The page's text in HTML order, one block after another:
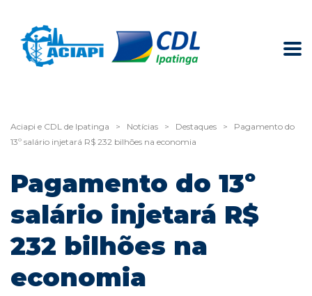
Aciapi e CDL de Ipatinga > Notícias > Destaques >
Pagamento do
13º salário injetará R$ 232 bilhões na economia
Pagamento do 13º
salário injetará R$
232 bilhões na
economia